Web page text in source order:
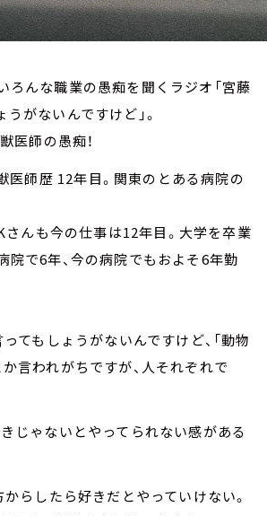
ろんな職業の愚痴を聞くラジオ「宮藤
がないんですけど」。
医師の愚痴！
師歴 12年目。関東のとある病院の
んも今の仕事は12年目。大学を卒業
院で6年、今の病院でもおよそ6年勤
てもしょうがないんですけど、「動物
言われがちですが、人それぞれで
きじゃないとやってられない感がある
からしたら好きだとやっていけない。